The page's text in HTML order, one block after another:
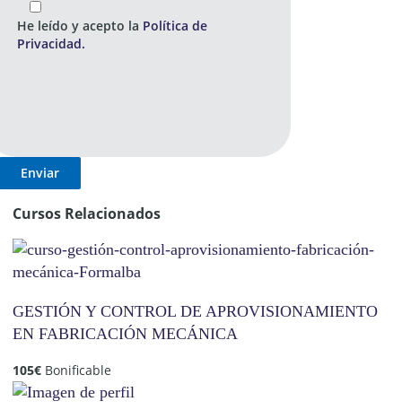
He leído y acepto la Política de
Privacidad.
Cursos Relacionados
GESTIÓN Y CONTROL DE APROVISIONAMIENTO
EN FABRICACIÓN MECÁNICA
105€ Bonificable